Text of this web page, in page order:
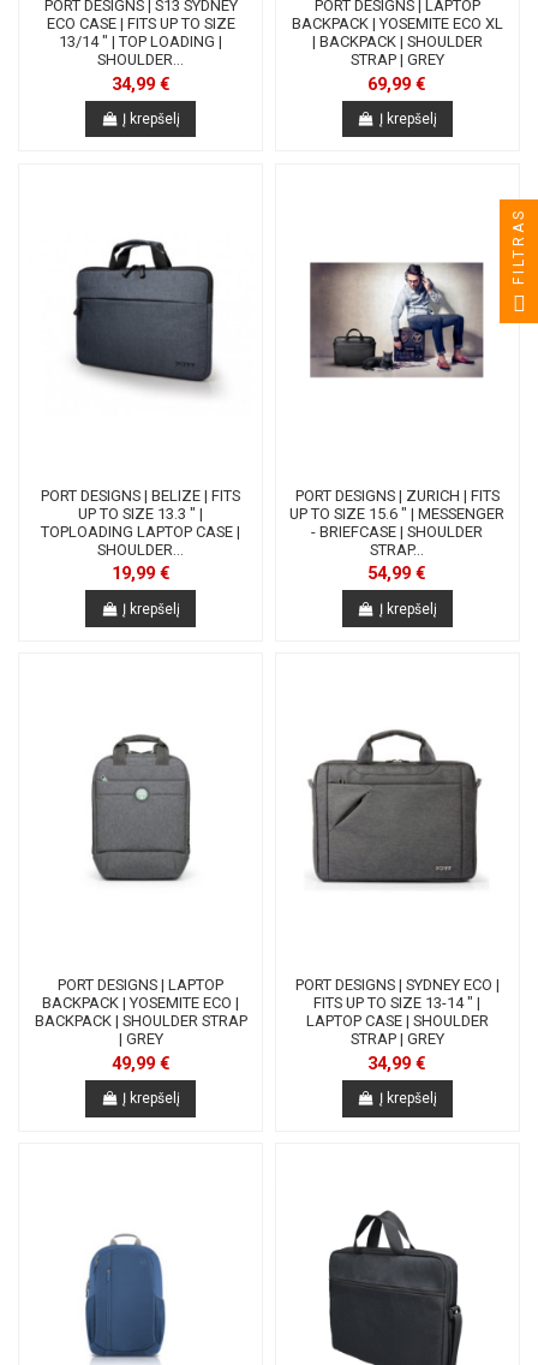
PORT DESIGNS | S13 SYDNEY
ECO CASE | FITS UP TO SIZE
13/14 " | TOP LOADING |
SHOULDER...
34,99 €
Į krepšelį
PORT DESIGNS | LAPTOP
BACKPACK | YOSEMITE ECO XL
| BACKPACK | SHOULDER
STRAP | GREY
69,99 €
Į krepšelį
PORT DESIGNS | BELIZE | FITS
UP TO SIZE 13.3 " |
TOPLOADING LAPTOP CASE |
SHOULDER...
19,99 €
Į krepšelį
PORT DESIGNS | ZURICH | FITS
UP TO SIZE 15.6 " | MESSENGER
- BRIEFCASE | SHOULDER
STRAP...
54,99 €
Į krepšelį
PORT DESIGNS | LAPTOP
BACKPACK | YOSEMITE ECO |
BACKPACK | SHOULDER STRAP
| GREY
49,99 €
Į krepšelį
PORT DESIGNS | SYDNEY ECO |
FITS UP TO SIZE 13-14 " |
LAPTOP CASE | SHOULDER
STRAP | GREY
34,99 €
Į krepšelį
FILTRAS